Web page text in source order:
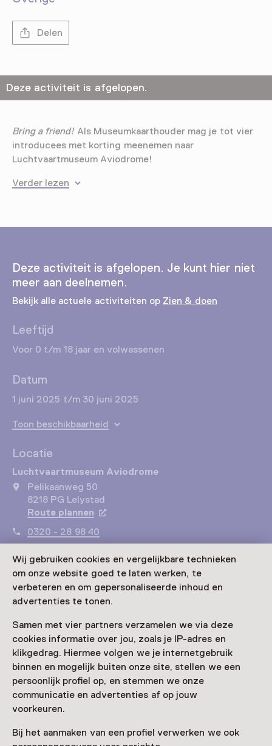
Wij gebruiken cookies en vergelijkbare technieken
om onze website goed te laten werken, te
verbeteren en om gepersonaliseerde inhoud en
advertenties te tonen.
Samen met vier partners verzamelen we via deze
cookies informatie over jou, zoals je IP-adres en
klikgedrag. Hiermee volgen we je internetgebruik
binnen en mogelijk buiten onze site, stellen we een
persoonlijk profiel op, en stemmen we onze
communicatie en advertenties af op jouw
voorkeuren.
Bij het aanmaken van een profiel verwerken we ook
Delen
Deze activiteit is afgelopen.
Bring a friend!Als Museumkaarthouder mag je tot vier
introducees met korting meenemen naar
Luchtvaartmuseum Aviodrome!
Verder lezen
Deze activiteit is afgelopen. Je kunt hier niet
meer aan deelnemen.
Bekijk alle actuele activiteiten op Zien & doen
Leeftijd
Voor 0 t/m 18 jaar en volwassenen
Datum
1 juni 2025 t/m 30 juni 2025
Toon beschikbaarheid
Locatie
Luchtvaartmuseum Aviodrome
Pelikaanweg 50
8218 PG Lelystad
Route plannen Opent in een nieuw tabblad
0320 - 28 98 40
Vandaag open tot 17:00 uur
Meer openingstijden
Zien & doen in
Luchtvaartmuseum
Aviodrome